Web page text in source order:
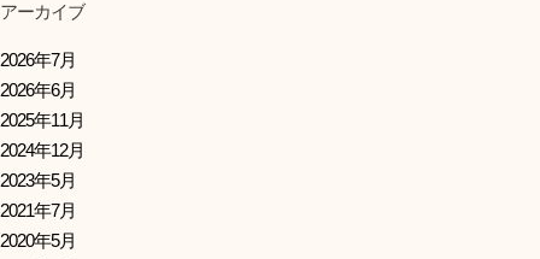
アーカイブ
2026年7月
2026年6月
2025年11月
2024年12月
2023年5月
2021年7月
2020年5月